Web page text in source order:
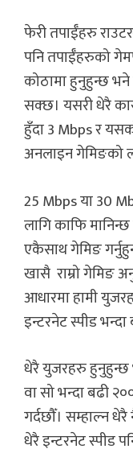
फेरी तपाईँहरु
पनि तपाईँहरुको
कोठामा हुनुहुन्छ भने
सक्छ। यसरी धेरै
हुँदा 3 Mbps र
अनलाइन गेमिङको
25 Mbps या 30
लागि काफि
एकैसाथ गेमिङ
खासै राम्रो गेमिङ
आधारमा हामी
इन्टरनेट स्पीड भन्दा
धेरै युजरहरु
वा सो भन्दा बढी
गर्दछौँ। सम्हाल्न
धेरै इन्टरनेट स्पीड